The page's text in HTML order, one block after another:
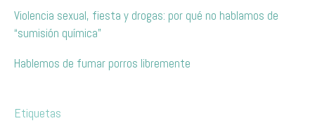
Violencia sexual, fiesta y drogas: por qué no hablamos de
“sumisión química”
Hablemos de fumar porros libremente
Etiquetas